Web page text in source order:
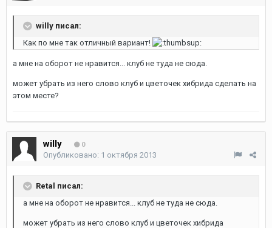
willy писал:
Как по мне так отличный вариант!
а мне на оборот не нравится... клуб не туда не сюда.
может убрать из него слово клуб и цветочек хибрида сделать на
этом месте?
willy 0
Опубликовано: 1 октября 2013
Retal писал:
а мне на оборот не нравится... клуб не туда не сюда.
может убрать из него слово клуб и цветочек хибрида